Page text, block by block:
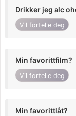
Drikker jeg alc
Vil fortelle deg
Min favorittfilm?
Vil fortelle deg
Min favorittlåt?